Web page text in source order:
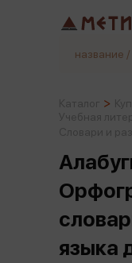
языка